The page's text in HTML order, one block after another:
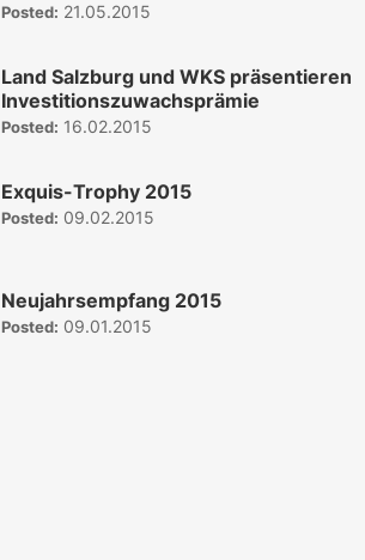
Posted: 21.05.2015
Land Salzburg und WKS präsentieren
Investitionszuwachsprämie
Posted: 16.02.2015
Exquis-Trophy 2015
Posted: 09.02.2015
Neujahrsempfang 2015
Posted: 09.01.2015